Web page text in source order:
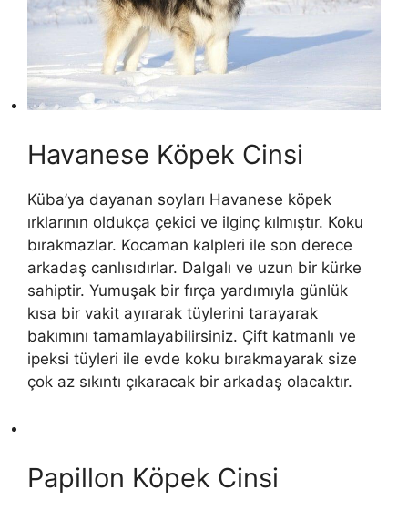
Havanese Köpek Cinsi
Küba’ya dayanan soyları Havanese köpek
ırklarının oldukça çekici ve ilginç kılmıştır. Koku
bırakmazlar. Kocaman kalpleri ile son derece
arkadaş canlısıdırlar. Dalgalı ve uzun bir kürke
sahiptir. Yumuşak bir fırça yardımıyla günlük
kısa bir vakit ayırarak tüylerini tarayarak
bakımını tamamlayabilirsiniz. Çift katmanlı ve
ipeksi tüyleri ile evde koku bırakmayarak size
çok az sıkıntı çıkaracak bir arkadaş olacaktır.
Papillon Köpek Cinsi